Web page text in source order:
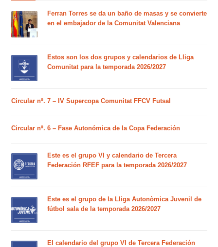
Ferran Torres se da un baño de masas y se convierte
en el embajador de la Comunitat Valenciana
Estos son los dos grupos y calendarios de Lliga
Comunitat para la temporada 2026/2027
Circular nº. 7 – IV Supercopa Comunitat FFCV Futsal
Circular nº. 6 – Fase Autonómica de la Copa Federación
Este es el grupo VI y calendario de Tercera
Federación RFEF para la temporada 2026/2027
Este es el grupo de la Lliga Autonòmica Juvenil de
fútbol sala de la temporada 2026/2027
El calendario del grupo VI de Tercera Federación